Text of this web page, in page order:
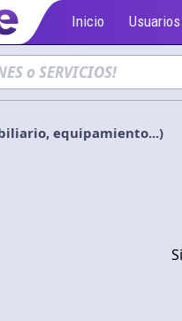
Inicio Usuarios
equipamiento...)